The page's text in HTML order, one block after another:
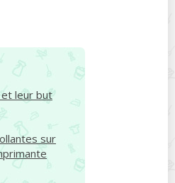
leur but
sur